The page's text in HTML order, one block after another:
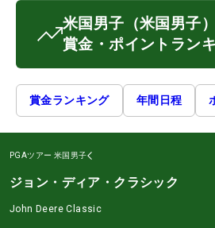
米国男子 （米国男子）
賞金・ポイントラン
賞金ランキング 年間日程
PGAツアー 米国男子
ジョン・ディア・クラシック
John Deere Classic